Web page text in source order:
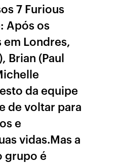
7 Furious
Após os
Londres,
Brian (Paul
da equipe
de voltar para
e
vidas.Mas a
grupo é